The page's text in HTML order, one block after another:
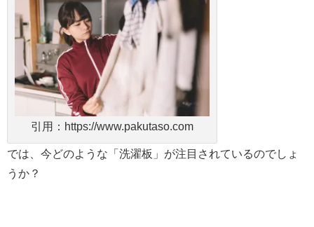
引用：https://www.pakutaso.com
では、今どのような「洗濯板」が注目されているのでしょ
うか？